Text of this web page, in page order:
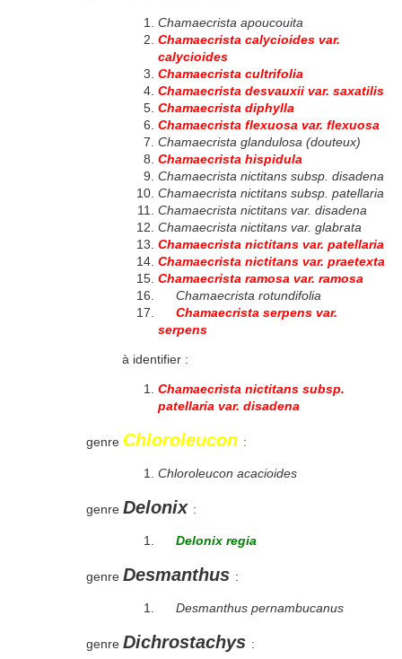
Chamaecrista apoucouita
Chamaecrista calycioides var.
calycioides
Chamaecrista cultrifolia
Chamaecrista desvauxii var. saxatilis
Chamaecrista diphylla
Chamaecrista flexuosa var. flexuosa
Chamaecrista glandulosa (douteux)
Chamaecrista hispidula
Chamaecrista nictitans subsp. disadena
Chamaecrista nictitans subsp. patellaria
Chamaecrista nictitans var. disadena
Chamaecrista nictitans var. glabrata
Chamaecrista nictitans var. patellaria
Chamaecrista nictitans var. praetexta
Chamaecrista ramosa var. ramosa
Chamaecrista rotundifolia
Chamaecrista serpens var.
serpens
à identifier :
Chamaecrista nictitans subsp.
patellaria var. disadena
genre Chloroleucon :
Chloroleucon acacioides
genre Delonix :
Delonix regia
genre Desmanthus :
Desmanthus pernambucanus
genre Dichrostachys :